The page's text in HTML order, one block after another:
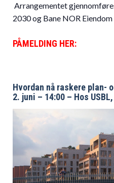
Arrangementet
2030 og Bane NOR
PÅMELDING HER:
Hvordan nå raskere plan-
2. juni – 14:00 – Hos